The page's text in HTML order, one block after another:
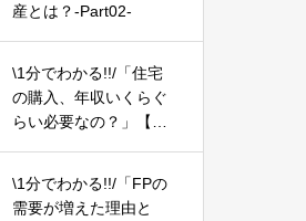
産とは？-Part02-
\1分でわかる!!/「住宅
の購入、年収いくらぐ
らい必要なの？」【ラ
\1分でわかる!!/「FPの
需要が増えた理由と